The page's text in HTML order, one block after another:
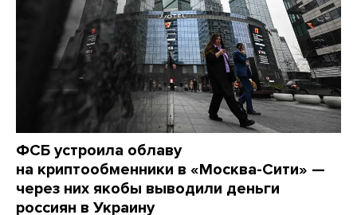
ФСБ устроила облаву
на криптообменники в «Москва-Сити» —
через них якобы выводили деньги
россиян в Украину